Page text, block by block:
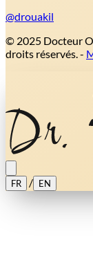
@drouakil
© 2025 Docteur
droits réservés. -
FR / EN